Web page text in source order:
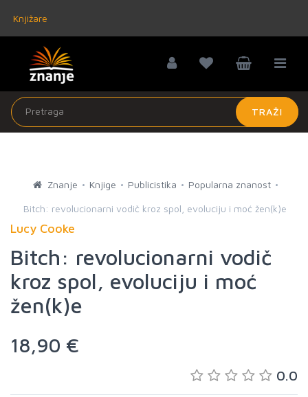
Knjižare
TRAŽI
Znanje Knjige Publicistika Popularna znanost
Bitch: revolucionarni vodič kroz spol, evoluciju i moć žen(k)e
Lucy Cooke
Bitch: revolucionarni vodič
kroz spol, evoluciju i moć
žen(k)e
18,90 €
0.0